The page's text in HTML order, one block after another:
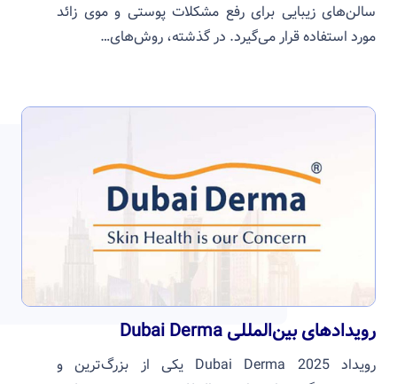
سالن‌های زیبایی برای رفع مشکلات پوستی و موی زائد
مورد استفاده قرار می‌گیرد. در گذشته، روش‌های…
رویدادهای بین‌المللی Dubai Derma
رویداد Dubai Derma 2025 یکی از بزرگ‌ترین و